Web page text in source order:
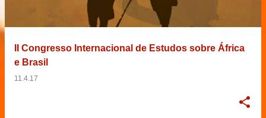
II Congresso Internacional de Estudos sobre África
e Brasil
11.4.17